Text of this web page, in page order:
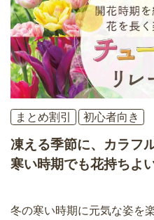
まとめ割引 初心者向き
凍える季節に、カラフ
寒い時期でも花持ちよ
冬の寒い時期に元気な姿を